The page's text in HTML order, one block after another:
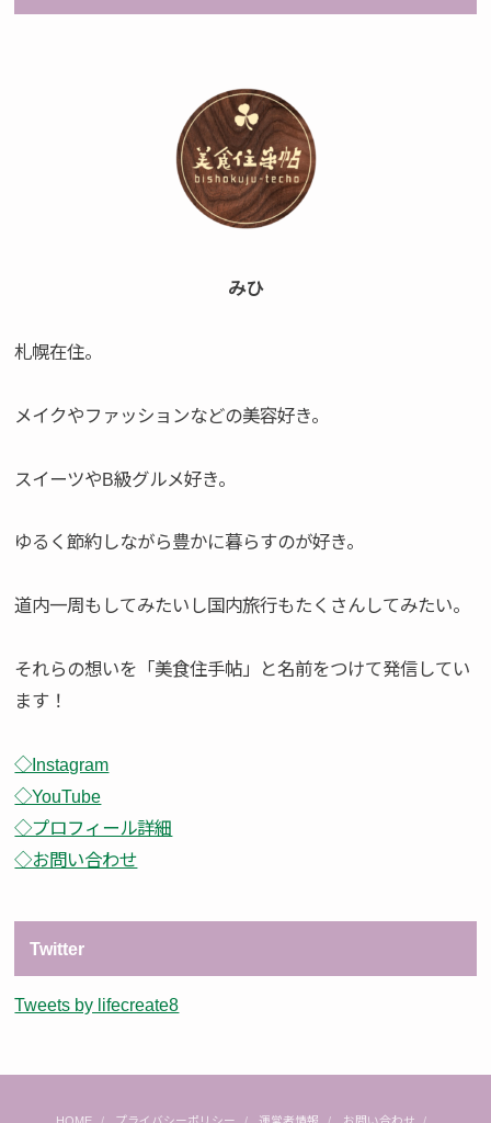
みひ
札幌在住。
メイクやファッションなどの美容好き。
スイーツやB級グルメ好き。
ゆるく節約しながら豊かに暮らすのが好き。
道内一周もしてみたいし国内旅行もたくさんしてみたい。
それらの想いを「美食住手帖」と名前をつけて発信してい
ます！
◇Instagram
◇YouTube
◇プロフィール詳細
◇お問い合わせ
Twitter
Tweets by lifecreate8